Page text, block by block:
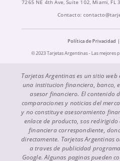
7265 NE 4th Ave, Suite 102, Miami, FL
Contacto:
Política de Privacidad
© 2023 Tarjetas Argentinas - Las mejores
Tarjetas Argentinas es un sitio
una institucion financiera, banco,
asesor financiero. El contenido
comparaciones y noticias del
y no constituye asesoramiento
enlace de producto, sos
financiera correspondiente,
directamente. Tarjetas Argentinas
a traves de publicidad
Google. Algunas paginas pueden